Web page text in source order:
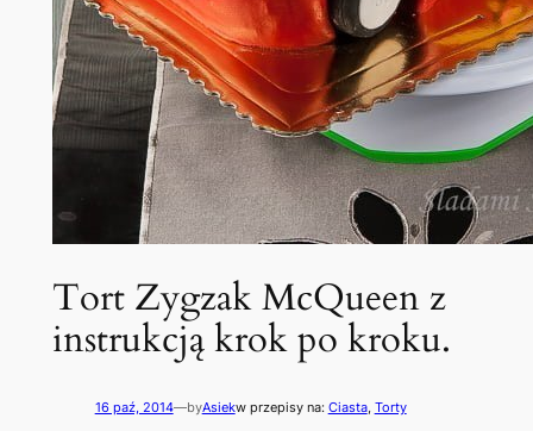
Tort Zygzak McQueen z
instrukcją krok po kroku.
16 paź, 2014—byAsiekw przepisy na: Ciasta, Torty